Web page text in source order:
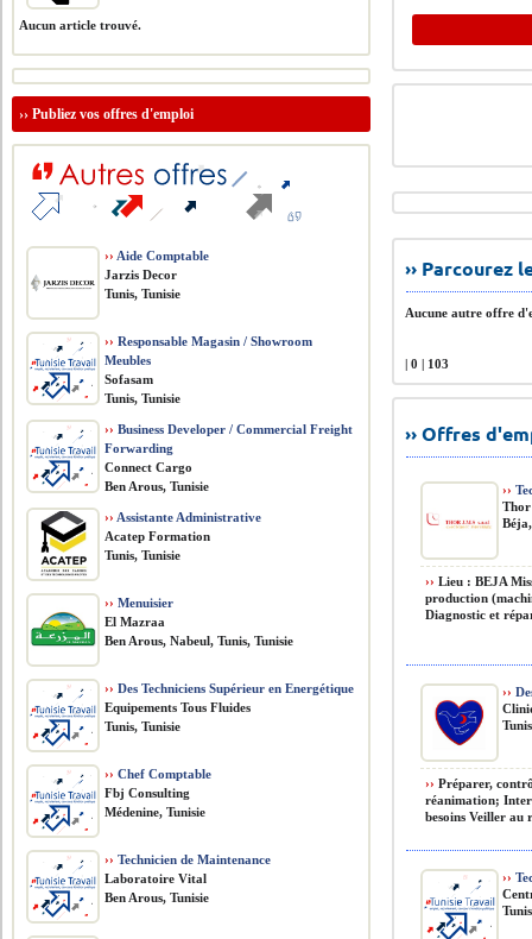
››
Aucune autre offre
| 0 | 103
›› Offres
››
›› Lieu : BEJA
production
Diagnostic et
››
›› Préparer,
réanimation;
besoins Veiller au
››
Aucun article trouvé.
››Publiez vos offres d'emploi
›› Aide Comptable
Jarzis Decor
Tunis, Tunisie
›› Responsable Magasin / Showroom
Meubles
Sofasam
Tunis, Tunisie
›› Business Developer / Commercial Freight
Forwarding
Connect Cargo
Ben Arous, Tunisie
›› Assistante Administrative
Acatep Formation
Tunis, Tunisie
›› Menuisier
El Mazraa
Ben Arous, Nabeul, Tunis, Tunisie
›› Des Techniciens Supérieur en Energétique
Equipements Tous Fluides
Tunis, Tunisie
›› Chef Comptable
Fbj Consulting
Médenine, Tunisie
›› Technicien de Maintenance
Laboratoire Vital
Ben Arous, Tunisie